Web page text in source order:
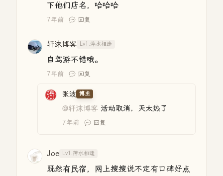
下他们店名，哈哈哈
7年前 回复
轩沫博客 Lv1.萍水相逢
自驾游不错哦。
7年前 回复
张波 博主
@轩沫博客 活动取消，天太热了
7年前 回复
Joe Lv1.萍水相逢
既然有民宿，网上搜搜说不定有口碑好点